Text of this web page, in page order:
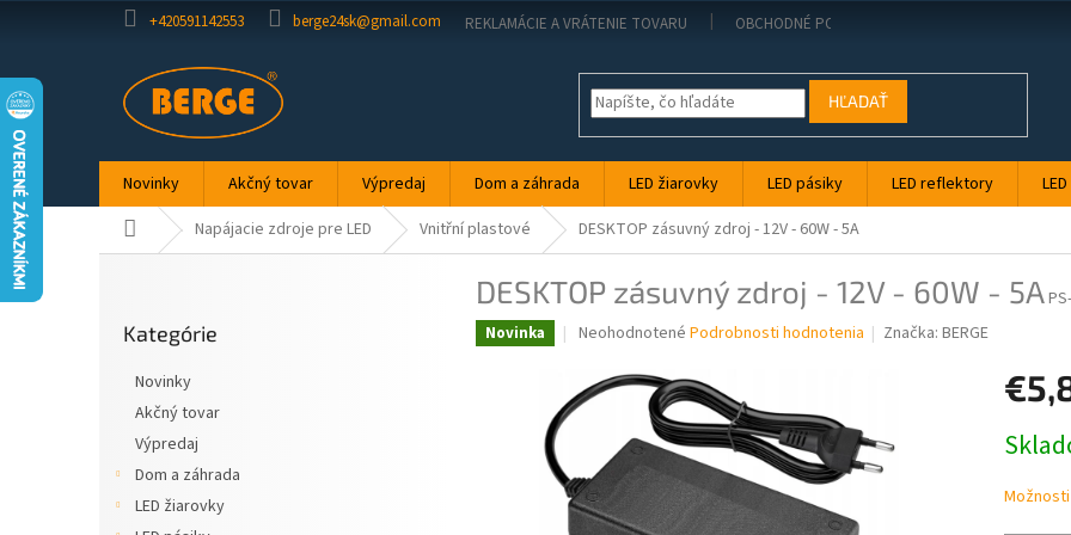
+420591142553 berge24sk@gmail.com REKLAMÁCIE A VRÁTENIE TOVARU OBCHODNÉ PODMIENKY
HĽADAŤ
Novinky Akčný tovar Výpredaj Dom a záhrada LED žiarovky LED pásiky LED reflektory
DomovNapájacie zdroje pre LED Vnitřní plastové DESKTOP zásuvný zdroj - 12V - 60W - 5A
kategórie
Kategórie
Novinky
Akčný tovar
Výpredaj
Dom a záhrada
LED žiarovky
DESKTOP zásuvný zdroj - 12V - 60W - 5A
Novinka
Priemerné
produktu
je
hviezdičiek.
Neohodnotené Podrobnosti hodnotenia Značka:BERGE
cena: